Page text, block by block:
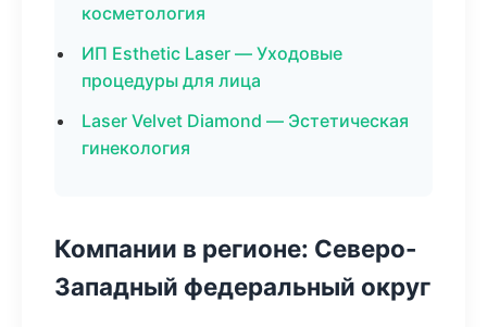
косметология
ИП Esthetic Laser — Уходовые
процедуры для лица
Laser Velvet Diamond — Эстетическая
гинекология
Компании в регионе: Северо-
Западный федеральный округ